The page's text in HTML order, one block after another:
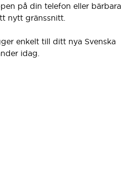
på din telefon eller bärbara
nytt gränssnitt.
enkelt till ditt nya Svenska
idag.